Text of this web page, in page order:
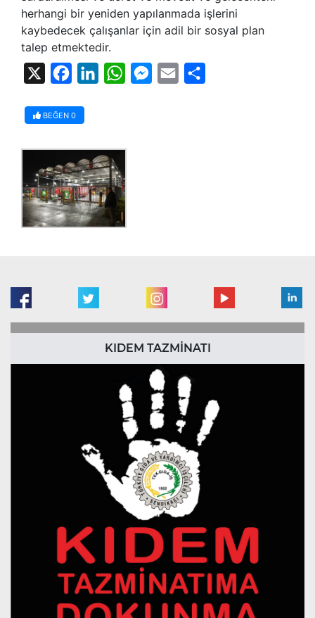
herhangi bir yeniden yapılanmada işlerini
kaybedecek çalışanlar için adil bir sosyal plan
talep etmektedir.
FacebookLinkedInWhatsAppMessenger
Email
BEĞEN 0
KIDEM TAZMİNATI